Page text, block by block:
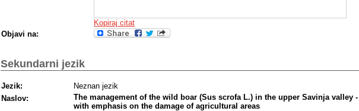
Kopiraj citat
Objavi na:
Sekundarni jezik
Jezik:
Neznan jezik
Naslov:
The management of the wild boar (Sus scrofa L.) in the upper Savinja valley -
with emphasis on the damage of agricultural areas